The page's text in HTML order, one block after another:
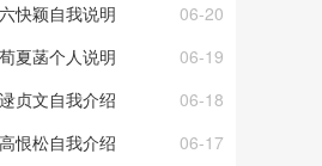
06-20
快颖自我说明
06-19
夏菡个人说明
06-18
贞文自我介绍
06-17
恨松自我介绍